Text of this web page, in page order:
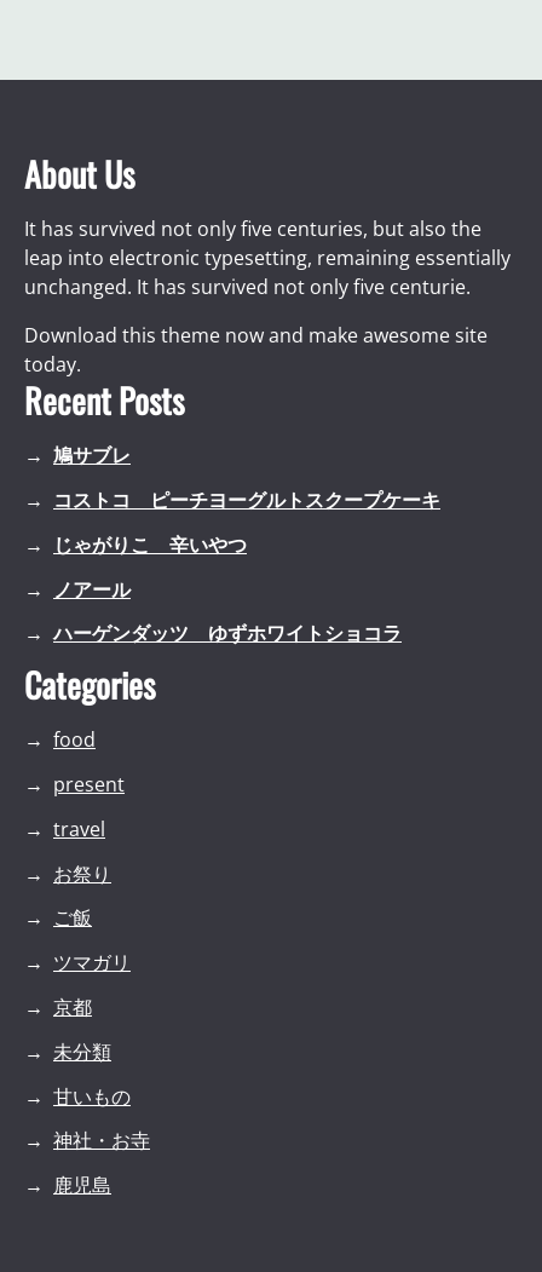
About Us
It has survived not only five centuries, but also the
leap into electronic typesetting, remaining essentially
unchanged. It has survived not only five centurie.
Download this theme now and make awesome site
today.
Recent Posts
鳩サブレ
コストコ ピーチヨーグルトスクープケーキ
じゃがりこ 辛いやつ
ノアール
ハーゲンダッツ ゆずホワイトショコラ
Categories
food
present
travel
お祭り
ご飯
ツマガリ
京都
未分類
甘いもの
神社・お寺
鹿児島